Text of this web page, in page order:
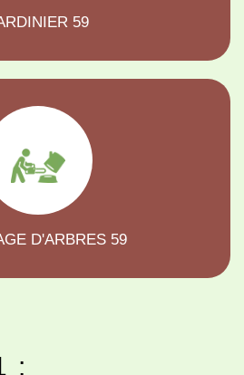
59
D'ARBRES 59
: